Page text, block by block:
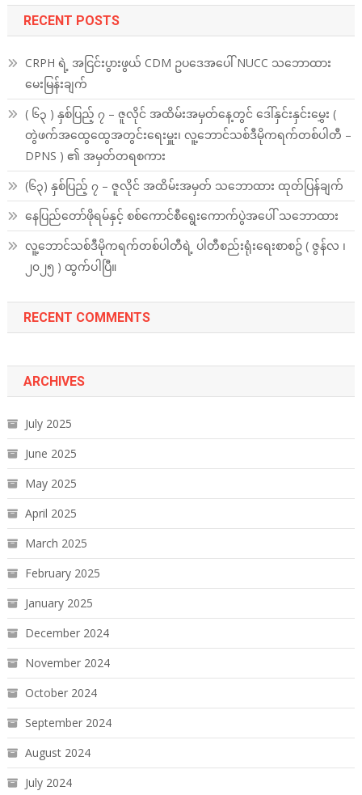
RECENT POSTS
CRPH ရဲ့ အငြင်းပွားဖွယ် CDM ဥပဒေအပေါ် NUCC သဘောထား
မေးမြန်းချက်
( ၆၃ ) နှစ်ပြည့် ၇ – ဇူလိုင် အထိမ်းအမှတ်နေ့တွင် ဒေါ်နှင်းနှင်းမွှေး (
တွဲဖက်အထွေထွေအတွင်းရေးမှူး၊ လူ့ဘောင်သစ်ဒီမိုကရက်တစ်ပါတီ –
DPNS ) ၏ အမှတ်တရစကား
(၆၃) နှစ်ပြည့် ၇ – ဇူလိုင် အထိမ်းအမှတ် သဘောထား ထုတ်ပြန်ချက်
နေပြည်တော်ဖိုရမ်နှင့် စစ်ကောင်စီရွေးကောက်ပွဲအပေါ် သဘောထား
လူ့ဘောင်သစ်ဒီမိုကရက်တစ်ပါတီရဲ့ ပါတီစည်းရုံးရေးစာစဥ် ( ဇွန်လ ၊
၂၀၂၅ ) ထွက်ပါပြီ။
RECENT COMMENTS
ARCHIVES
July 2025
June 2025
May 2025
April 2025
March 2025
February 2025
January 2025
December 2024
November 2024
October 2024
September 2024
August 2024
July 2024